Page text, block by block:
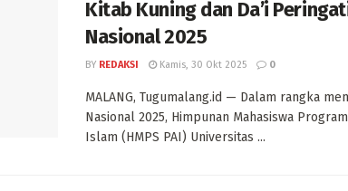
Kitab Kuning dan Da’i
Nasional 2025
BY REDAKSI Kamis, 30 Okt 2025 0
MALANG, Tugumalang.id — Dalam rangka
Nasional 2025, Himpunan Mahasiswa
Islam (HMPS PAI) Universitas ...